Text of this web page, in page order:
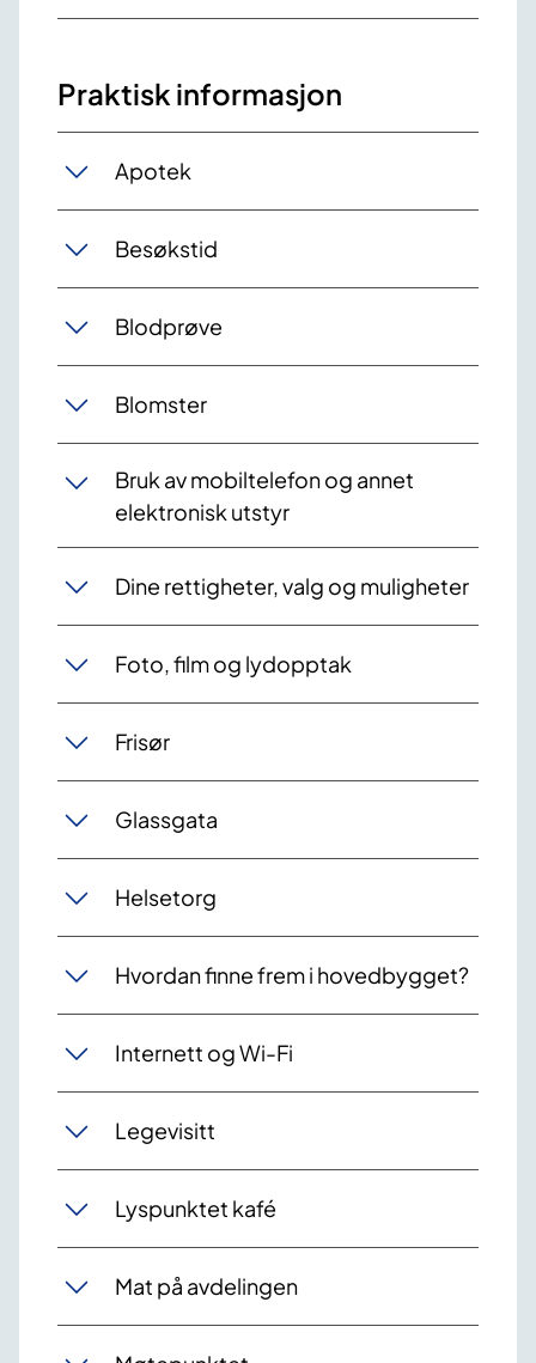
Praktisk informasjon
Apotek
Besøkstid
Blodprøve
Blomster
Bruk av mobiltelefon og annet
elektronisk utstyr
Dine rettigheter, valg og muligheter
Foto, film og lydopptak
Frisør
Glassgata
Helsetorg
Hvordan finne frem i hovedbygget?
Internett og Wi-Fi
Legevisitt
Lyspunktet kafé
Mat på avdelingen